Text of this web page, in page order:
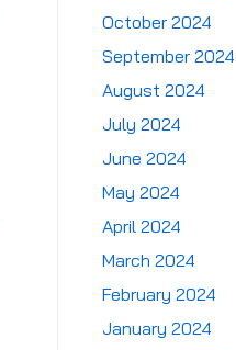
October 2024
September 2024
August 2024
July 2024
June 2024
May 2024
April 2024
March 2024
February 2024
January 2024